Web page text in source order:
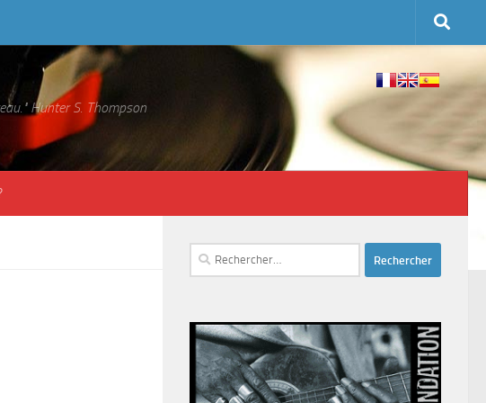
Hunter S. Thompson
Rechercher :